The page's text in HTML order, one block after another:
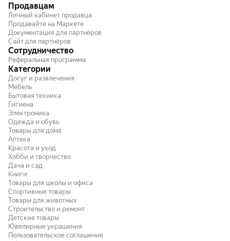
отцентровал, такое ощущение что весь его
надо сдвинуть вправо, но так как к задней
балке уже притянул ничего не стал
сдвигать, притянул болтами
динамометрическим ключём все
соединения. На всякий случай все что не
видно мастикой забрызгал.
Продавцам
Личный кабинет продавца
Продавайте на Маркете
Документация для партнёров
Сайт для партнёров
Сотрудничество
Реферальная программа
Категории
Досуг и развлечения
Мебель
Бытовая техника
Гигиена
Электроника
Одежда и обувь
Товары для дома
Аптека
Красота и уход
Хобби и творчество
Дача и сад
Книги
Товары для школы и офиса
Спортивные товары
Товары для животных
Строительство и ремонт
Детские товары
Ювелирные украшения
Пользовательское соглашение